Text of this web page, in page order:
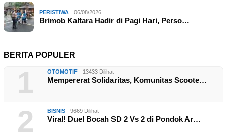
PERISTIWA 06/08/2026
Brimob Kaltara Hadir di Pagi Hari, Perso…
BERITA POPULER
1 OTOMOTIF 13433 Dilihat
Mempererat Solidaritas, Komunitas Scoote…
2 BISNIS 9669 Dilihat
Viral! Duel Bocah SD 2 Vs 2 di Pondok Ar…